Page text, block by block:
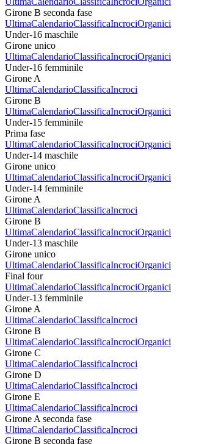
Girone B seconda fase
UltimaCalendarioClassificaIncrociOrganici
Under-16 maschile
Girone unico
UltimaCalendarioClassificaIncrociOrganici
Under-16 femminile
Girone A
UltimaCalendarioClassificaIncroci
Girone B
UltimaCalendarioClassificaIncrociOrganici
Under-15 femminile
Prima fase
UltimaCalendarioClassificaIncrociOrganici
Under-14 maschile
Girone unico
UltimaCalendarioClassificaIncrociOrganici
Under-14 femminile
Girone A
UltimaCalendarioClassificaIncroci
Girone B
UltimaCalendarioClassificaIncrociOrganici
Under-13 maschile
Girone unico
UltimaCalendarioClassificaIncrociOrganici
Final four
UltimaCalendarioClassificaIncrociOrganici
Under-13 femminile
Girone A
UltimaCalendarioClassificaIncroci
Girone B
UltimaCalendarioClassificaIncrociOrganici
Girone C
UltimaCalendarioClassificaIncroci
Girone D
UltimaCalendarioClassificaIncroci
Girone E
UltimaCalendarioClassificaIncroci
Girone A seconda fase
UltimaCalendarioClassificaIncroci
Girone B seconda fase